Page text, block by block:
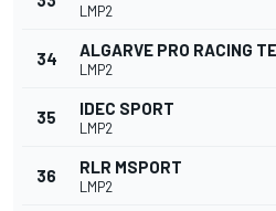
LMP2
34 ALGARVE PRO RACING
LMP2
35 IDEC SPORT
LMP2
36 RLR MSPORT
LMP2